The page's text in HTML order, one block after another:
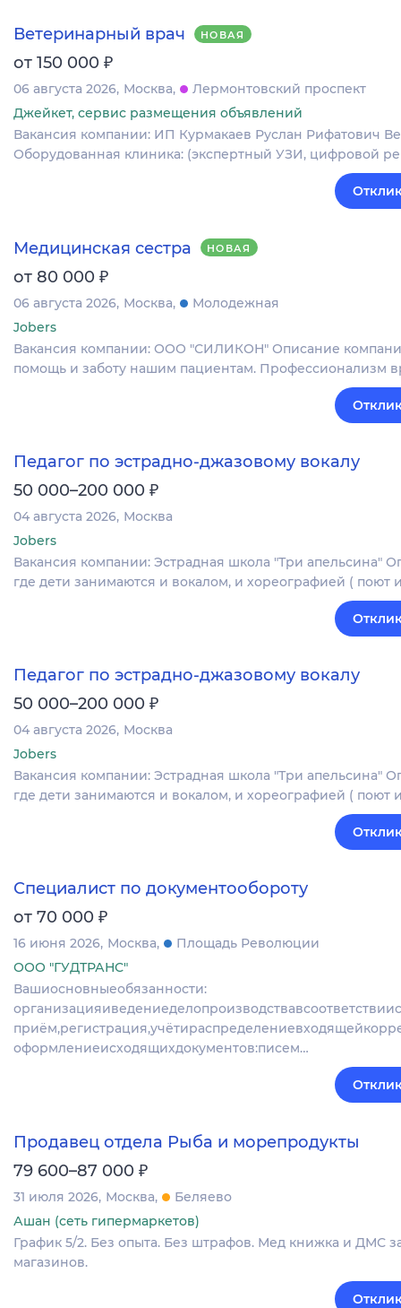
Ветеринарный врач НОВАЯ
от 150 000 ₽
06 августа 2026 Москва
Лермонтовский проспект
Джейкет, сервис размещения объявлений
Вакансия компании: ИП Курмакаев Руслан Рифатович
Оборудованная клиника: (экспертный УЗИ, цифровой
Медицинская сестра НОВАЯ
от 80 000 ₽
06 августа 2026 Москва
Молодежная
Jobers
Вакансия компании: ООО "СИЛИКОН" Описание
помощь и заботу нашим пациентам. Профессионализм
Педагог по эстрадно-джазовому вокалу
50 000–200 000 ₽
04 августа 2026 Москва
Jobers
Вакансия компании: Эстрадная школа "Три апельсина"
где дети занимаются и вокалом, и хореографией (
Педагог по эстрадно-джазовому вокалу
50 000–200 000 ₽
04 августа 2026 Москва
Jobers
Вакансия компании: Эстрадная школа "Три апельсина"
где дети занимаются и вокалом, и хореографией (
Специалист по документообороту
от 70 000 ₽
16 июня 2026 Москва
Площадь Революции
ООО "ГУДТРАНС"
Вашиосновныеобязанности:
оформлениеисходящихдокументов:писем…
Продавец отдела Рыба и морепродукты
79 600–87 000 ₽
31 июля 2026 Москва
Беляево
Ашан (сеть гипермаркетов)
График 5/2. Без опыта. Без штрафов. Мед книжка и ДМС
магазинов.